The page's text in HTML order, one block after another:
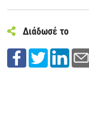
Διάδωσέ το